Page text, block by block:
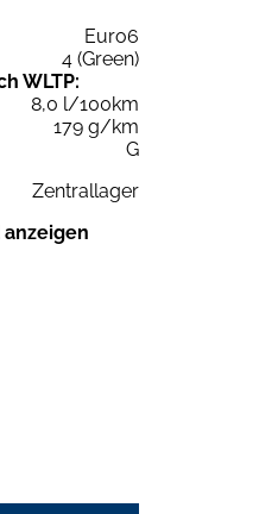
Euro6
4 (Green)
WLTP:
8,0 l/100km
179 g/km
G
Zentrallager
anzeigen